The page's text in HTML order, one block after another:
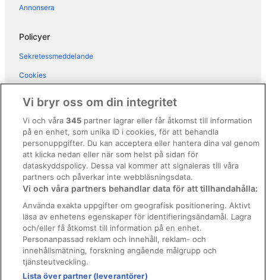
Le Boutik Hotel
Best Western Plus Hotel Carlton
Auberge du Lyonnais
Black Bass Hotel
Annonsera
Policyer
Sekretessmeddelande
Cookies
Regler och villkor för Vrbo
Tillgänglighetsanpassning
Juridisk information/Kontakta oss
Riktlinjer för innehåll och anmäla innehåll
Hjälp
Kontakta oss
Avboka eller ändra din bokning
Boka ett flyg med flygbolagskredit
Vi bryr oss om din integritet
Vi och våra345 partner lagrar eller får åtkomst till information
på en enhet, som unika ID i cookies, för att behandla
personuppgifter. Du kan acceptera eller hantera dina val genom
att klicka nedan eller när som helst på sidan för
dataskyddspolicy. Dessa val kommer att signaleras till våra
partners och påverkar inte webbläsningsdata.
Vi och våra partners behandlar data för att tillhandahålla:
Använda exakta uppgifter om geografisk positionering. Aktivt
läsa av enhetens egenskaper för identifieringsändamål. Lagra
och/eller få åtkomst till information på en enhet.
Personanpassad reklam och innehåll, reklam- och
innehållsmätning, forskning angående målgrupp och
tjänsteutveckling.
Lista över partner (leverantörer)